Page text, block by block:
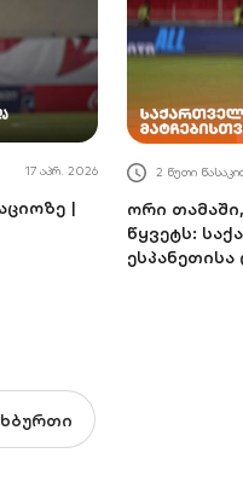
17 აპრ. 2026
|
2 წუთი
ორი
წყვეტს: